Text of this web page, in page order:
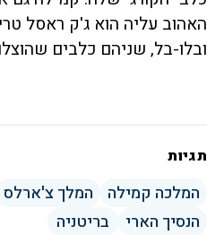
האהוב עליה הוא ג'ק ראסל
ובלו-בל, שניהם כלבים
תגיות
המלכה קמילה המלך צ'ארלס
הנסיך הארי
בריטניה